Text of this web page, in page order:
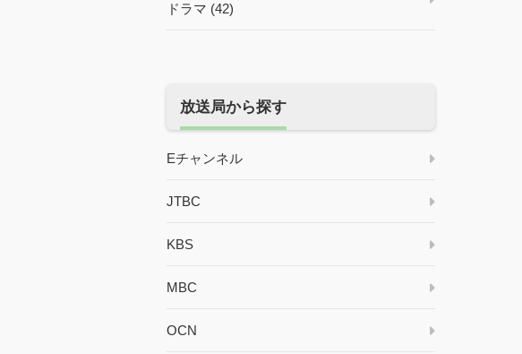
ドラマ (42)
放送局から探す
Eチャンネル
JTBC
KBS
MBC
OCN